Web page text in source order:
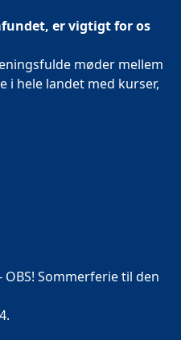
er vigtigt for os
møder mellem
i hele landet med kurser,
OBS! Sommerferie til den